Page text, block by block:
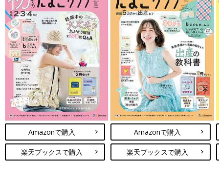
NICUに入院中の長男。
長男は、生まれてすぐにNICUがある総合病院に救急搬送されま
した。
――NICUに入院したときのことを教えてください。
Amazonで購入
楽天ブックスで購入
Amazonで購入
楽天ブックスで購入